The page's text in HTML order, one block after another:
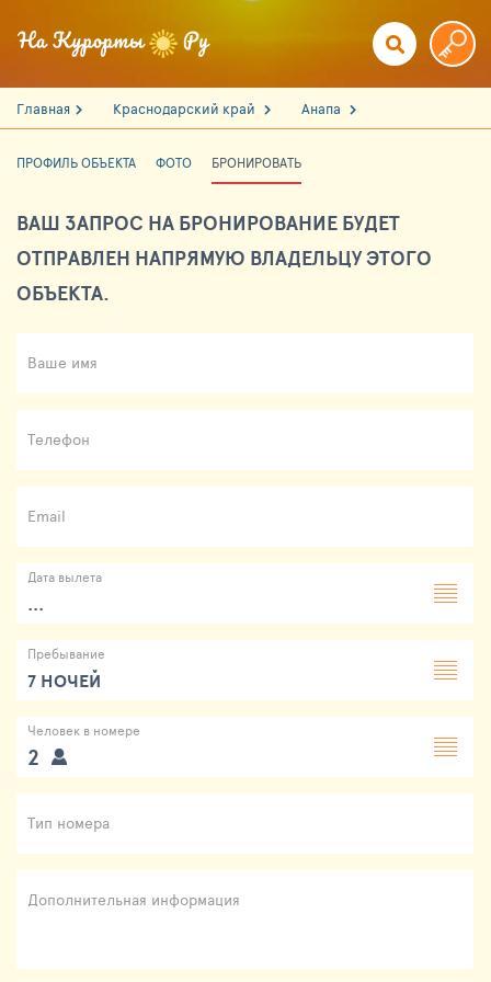
Главная Краснодарский край Анапа
ПРОФИЛЬ ОБЪЕКТА ФОТО БРОНИРОВАТЬ
ВАШ ЗАПРОС НА БРОНИРОВАНИЕ БУДЕТ
ОТПРАВЛЕН НАПРЯМУЮ ВЛАДЕЛЬЦУ ЭТОГО
ОБЪЕКТА.
Ваше имя
Телефон
Email
Дата вылета
...
Пребывание
7 НОЧЕЙ
Человек в номере
2
Тип номера
Дополнительная информация